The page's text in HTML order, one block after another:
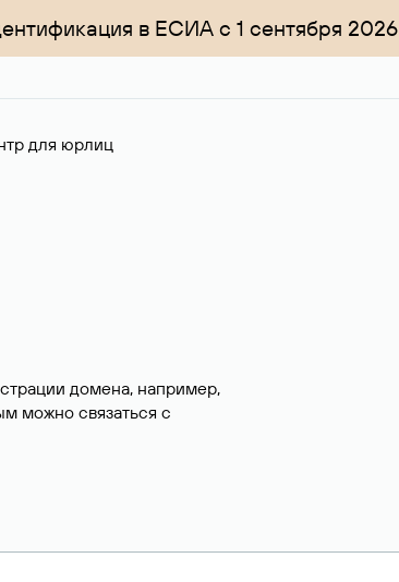
в ЕСИА с 1 сентября 2026
для юрлиц
домена, например,
можно связаться с